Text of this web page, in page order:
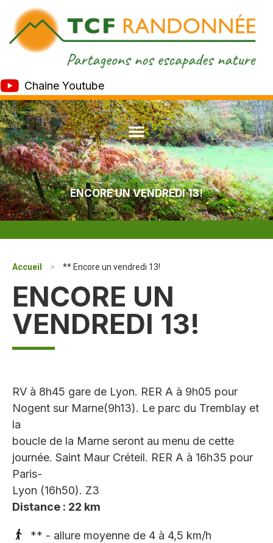
Chaine Youtube
ENCORE UN VENDREDI 13!
Accueil > ** Encore un vendredi 13!
ENCORE UN
VENDREDI 13!
RV à 8h45 gare de Lyon. RER A à 9h05 pour
Nogent sur Marne(9h13). Le parc du Tremblay et
la
boucle de la Marne seront au menu de cette
journée. Saint Maur Créteil. RER A à 16h35 pour
Paris-
Lyon (16h50). Z3
Distance : 22 km
** - allure moyenne de 4 à 4,5 km/h